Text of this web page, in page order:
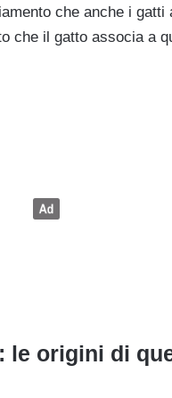
che anche i gatti
che il gatto associa a
le origini di